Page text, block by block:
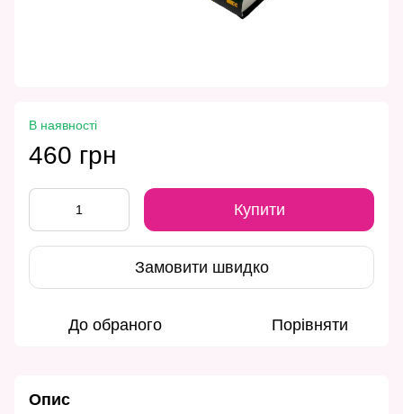
В наявності
460 грн
Купити
Замовити швидко
До обраного Порівняти
Опис